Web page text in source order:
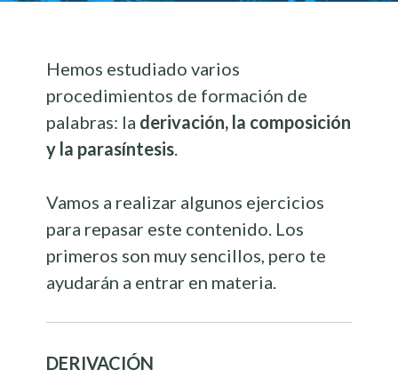
Hemos estudiado varios
procedimientos de formación de
palabras: la derivación, la composición
y la parasíntesis.
Vamos a realizar algunos ejercicios
para repasar este contenido. Los
primeros son muy sencillos, pero te
ayudarán a entrar en materia.
DERIVACIÓN